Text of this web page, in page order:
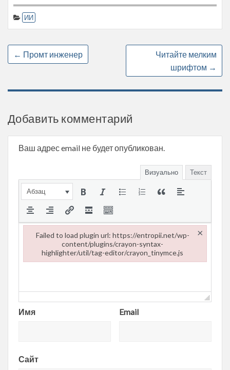
ИИ
← Промт инженер
Читайте мелким
шрифтом →
Добавить комментарий
Ваш адрес email не будет опубликован.
Визуально Текст
Абзац
Имя Email
Сайт
Failed to load plugin url: https://entropii.net/wp-
content/plugins/crayon-syntax-
highlighter/util/tag-editor/crayon_tinymce.js
×
Failed to load plugin url: https://entropii.net/wp-content/